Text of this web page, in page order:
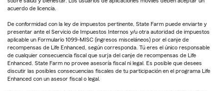
acuerdo de licencia.
De conformidad con la ley de impuestos pertinente, State Farm puede enviarte y
presentar ante el Servicio de Impuestos Internos y/u otra autoridad de impuestos
aplicable un Formulario 1099-MISC (ingresos misceláneos) por el canje de
recompensas de Life Enhanced, según corresponda. Tú eres el único responsable
de cualquier consecuencia fiscal que surja del canje de recompensas de Life
Enhanced. State Farm no provee asesoría fiscal ni legal. Es posible que desees
discutir las posibles consecuencias fiscales de tu participación en el programa Life
Enhanced con un asesor fiscal o legal.